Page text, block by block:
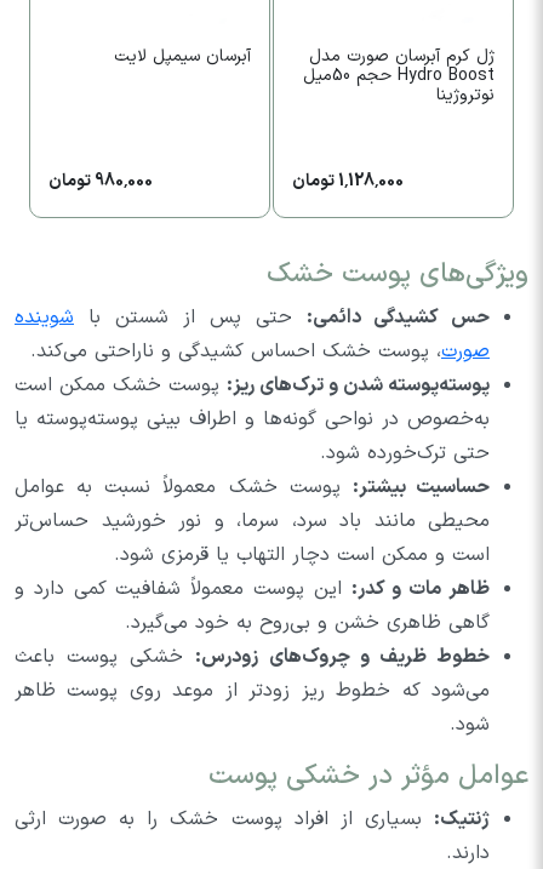
ژل کرم آبرسان صورت مدل
Hydro Boost حجم 50میل
نوتروژینا
1,128,000 تومان
آبرسان سیمپل لایت
980,000 تومان
ویژگی‌های پوست خشک
حس کشیدگی دائمی: حتی پس از شستن با شوینده
صورت، پوست خشک احساس کشیدگی و ناراحتی می‌کند.
پوسته‌پوسته شدن و ترک‌های ریز: پوست خشک ممکن است
به‌خصوص در نواحی گونه‌ها و اطراف بینی پوسته‌پوسته یا
حتی ترک‌خورده شود.
حساسیت بیشتر: پوست خشک معمولاً نسبت به عوامل
محیطی مانند باد سرد، سرما، و نور خورشید حساس‌تر
است و ممکن است دچار التهاب یا قرمزی شود.
ظاهر مات و کدر: این پوست معمولاً شفافیت کمی دارد و
گاهی ظاهری خشن و بی‌روح به خود می‌گیرد.
خطوط ظریف و چروک‌های زودرس: خشکی پوست باعث
می‌شود که خطوط ریز زودتر از موعد روی پوست ظاهر
شود.
عوامل مؤثر در خشکی پوست
ژنتیک: بسیاری از افراد پوست خشک را به صورت ارثی
دارند.